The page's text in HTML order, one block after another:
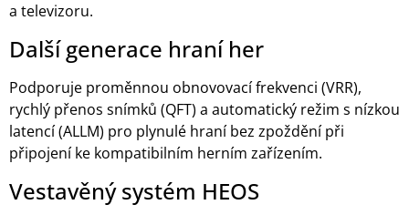
a televizoru.
Další generace hraní her
Podporuje proměnnou obnovovací frekvenci (VRR),
rychlý přenos snímků (QFT) a automatický režim s nízkou
latencí (ALLM) pro plynulé hraní bez zpoždění při
připojení ke kompatibilním herním zařízením.
Vestavěný systém HEOS